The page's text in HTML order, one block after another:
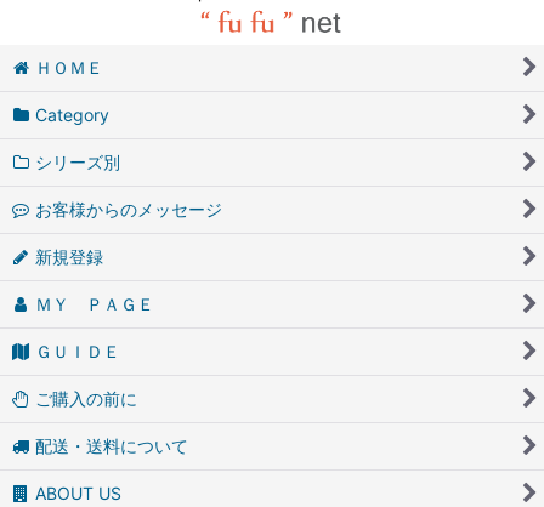
ＨＯＭＥ
Category
シリーズ別
お客様からのメッセージ
新規登録
ＭＹ ＰＡＧＥ
ＧＵＩＤＥ
ご購入の前に
配送・送料について
ABOUT US